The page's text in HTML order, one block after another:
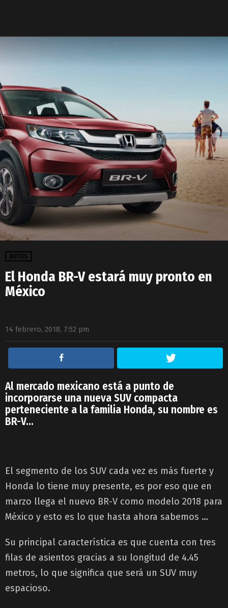
AUTOS
El Honda BR-V estará muy pronto en
México
14 febrero, 2018, 7:52 pm
Al mercado mexicano está a punto de
incorporarse una nueva SUV compacta
perteneciente a la familia Honda, su nombre es
BR-V…
El segmento de los SUV cada vez es más fuerte y
Honda lo tiene muy presente, es por eso que en
marzo llega el nuevo BR-V como modelo 2018 para
México y esto es lo que hasta ahora sabemos …
Su principal característica es que cuenta con tres
filas de asientos gracias a su longitud de 4.45
metros, lo que significa que será un SUV muy
espacioso.